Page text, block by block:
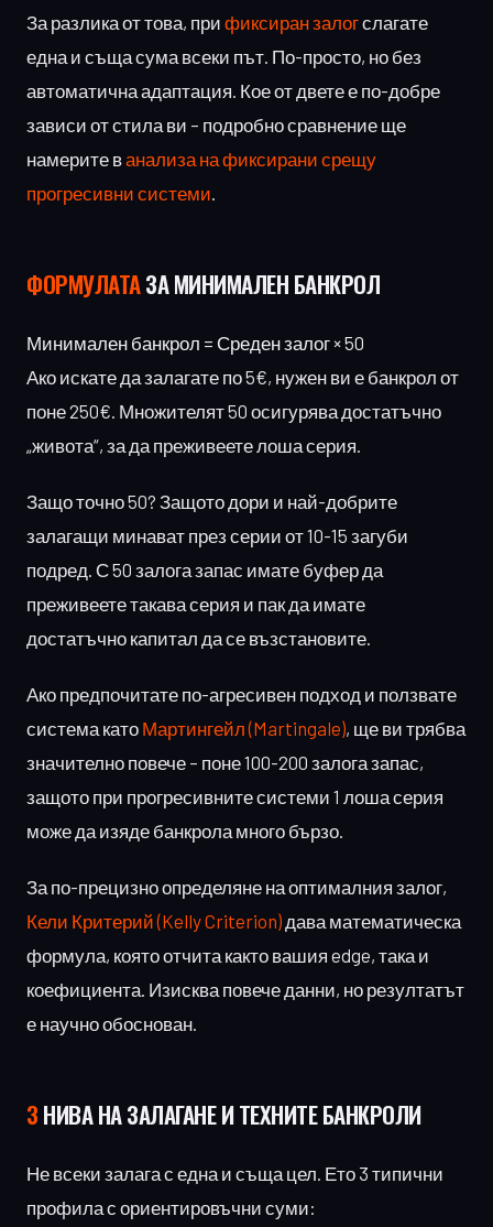
За разлика от това, при фиксиран залогслагате
една и съща сума всеки път. По-просто, но без
автоматична адаптация. Кое от двете е по-добре
зависи от стила ви – подробно сравнение ще
намерите ванализа на фиксирани срещу
прогресивни системи
ФОРМУЛАТАЗА МИНИМАЛЕН БАНКРОЛ
Минимален банкрол = Среден залог × 50
Ако искате да залагате по 5€, нужен ви е банкрол от
поне 250€. Множителят 50 осигурява достатъчно
„живота“, за да преживеете лоша серия.
Защо точно 50? Защото дори и най-добрите
залагащи минават през серии от 10-15 загуби
подред. С 50 залога запас имате буфер да
преживеете такава серия и пак да имате
достатъчно капитал да се възстановите.
Ако предпочитате по-агресивен подход и ползвате
система като Мартингейл (Martingale), ще ви трябва
значително повече – поне 100-200 залога запас,
защото при прогресивните системи 1 лоша серия
може да изяде банкрола много бързо.
За по-прецизно определяне на оптималния залог,
Кели Критерий (Kelly Criterion) дава математическа
формула, която отчита както вашия edge, така и
коефициента. Изисква повече данни, но резултатът
е научно обоснован.
3НИВА НА ЗАЛАГАНЕ И ТЕХНИТЕ БАНКРОЛИ
Не всеки залага с една и съща цел. Ето 3 типични
профила с ориентировъчни суми: